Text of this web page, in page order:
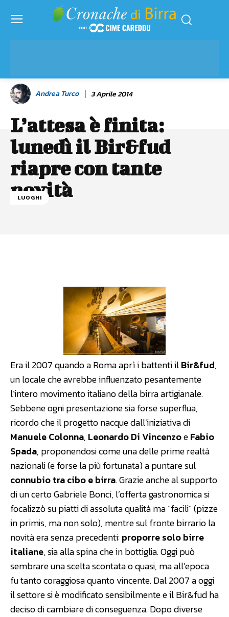
Andrea Turco 3 Aprile 2014
L’attesa è finita:
lunedì il Bir&fud
riapre con tante
novità
LUOGHI
Era il 2007 quando a Roma aprì i battenti ilBir&fud,
un locale che avrebbe influenzato pesantemente
l’intero movimento italiano della birra artigianale.
Sebbene ogni presentazione sia forse superflua,
ricordo che il progetto nacque dall’iniziativa di
Manuele Colonna, Leonardo Di VincenzoeFabio
Spada, proponendosi come una delle prime realtà
nazionali (e forse la più fortunata) a puntare sul
connubio tra cibo e birra. Grazie anche al supporto
di un certo Gabriele Bonci, l’offerta gastronomica si
focalizzò su piatti di assoluta qualità ma “facili” (pizze
in primis, ma non solo), mentre sul fronte birrario la
novità era senza precedenti:proporre solo birre
italiane, sia alla spina che in bottiglia. Oggi può
sembrare una scelta scontata o quasi, ma all’epoca
fu tanto coraggiosa quanto vincente. Dal 2007 a oggi
il settore si è modificato sensibilmente e il Bir&fud ha
deciso di cambiare di conseguenza. Dopo diverse